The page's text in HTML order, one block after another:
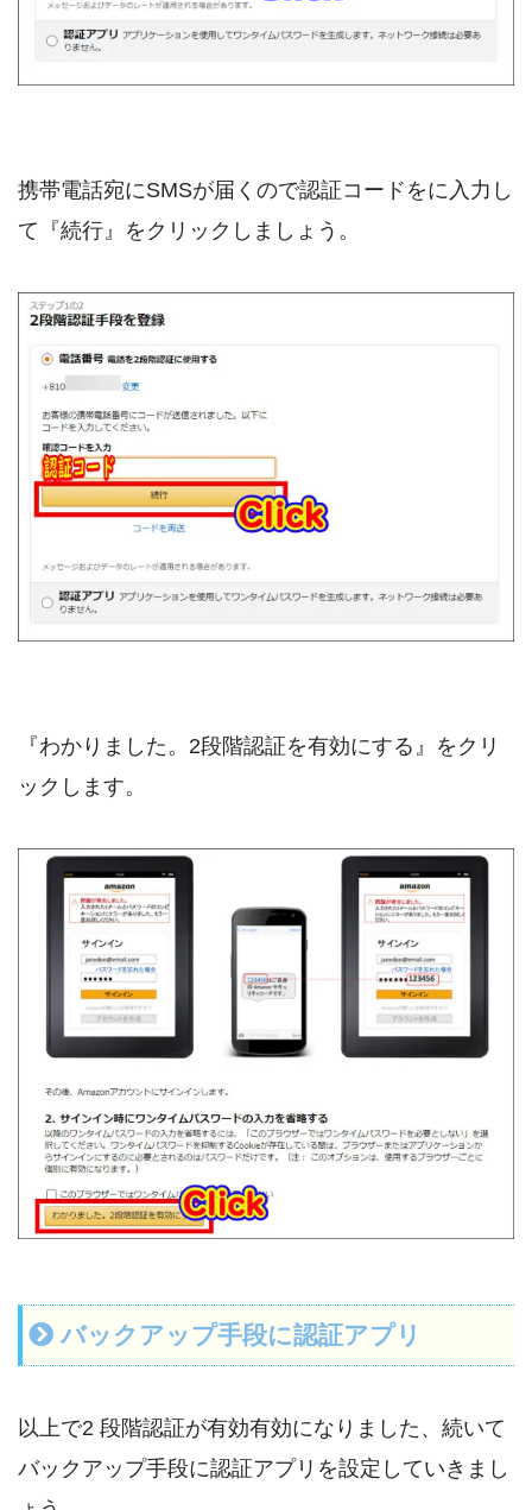
携帯電話宛にSMSが届くので認証コードをに入力し
て『続行』をクリックしましょう。
『わかりました。2段階認証を有効にする』をクリ
ックします。
バックアップ手段に認証アプリ
以上で2 段階認証が有効有効になりました、続いて
バックアップ手段に認証アプリを設定していきまし